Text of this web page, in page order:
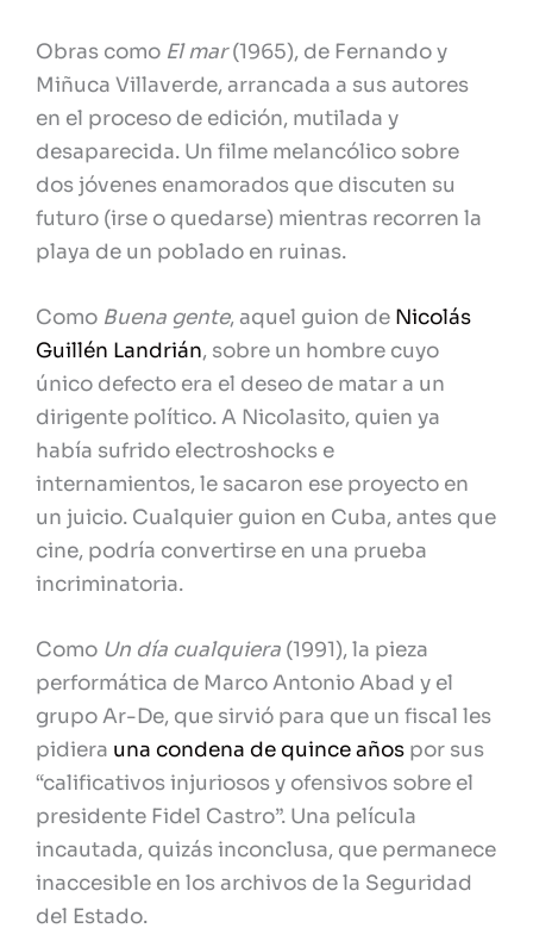
Obras como El mar(1965), de Fernando y
Miñuca Villaverde, arrancada a sus autores
en el proceso de edición, mutilada y
desaparecida. Un filme melancólico sobre
dos jóvenes enamorados que discuten su
futuro (irse o quedarse) mientras recorren la
playa de un poblado en ruinas.
Como Buena gente, aquel guion de Nicolás
Guillén Landrián, sobre un hombre cuyo
único defecto era el deseo de matar a un
dirigente político. A Nicolasito, quien ya
había sufrido electroshocks e
internamientos, le sacaron ese proyecto en
un juicio. Cualquier guion en Cuba, antes que
cine, podría convertirse en una prueba
incriminatoria.
Como Un día cualquiera (1991), la pieza
performática de Marco Antonio Abad y el
grupo Ar-De, que sirvió para que un fiscal les
pidiera una condena de quince años por sus
“calificativos injuriosos y ofensivos sobre el
presidente Fidel Castro”. Una película
incautada, quizás inconclusa, que permanece
inaccesible en los archivos de la Seguridad
del Estado.